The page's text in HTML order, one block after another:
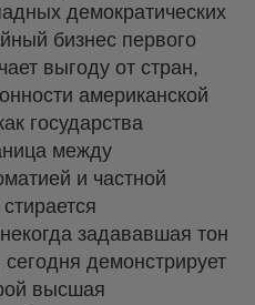
демократических
бизнес первого
выгоду от стран,
американской
государства
между
и частной
задававшая тон
демонстрирует
высшая